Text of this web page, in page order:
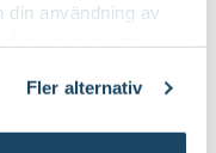
din användning av
Fler alternativ